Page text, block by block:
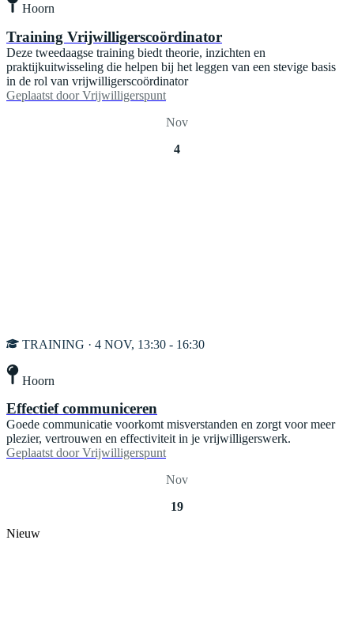
Hoorn
Training Vrijwilligerscoördinator
Deze tweedaagse training biedt theorie, inzichten en
praktijkuitwisseling die helpen bij het leggen van een stevige basis
in de rol van vrijwilligerscoördinator
Geplaatst door Vrijwilligerspunt
Nov
4
TRAINING · 4 NOV, 13:30 - 16:30
Hoorn
Effectief communiceren
Goede communicatie voorkomt misverstanden en zorgt voor meer
plezier, vertrouwen en effectiviteit in je vrijwilligerswerk.
Geplaatst door Vrijwilligerspunt
Nov
19
Nieuw